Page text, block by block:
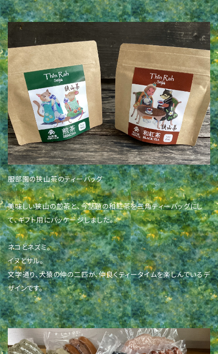
服部園の狭山茶のティーバッグ
美味しい狭山の煎茶と、今話題の和紅茶を三角ティーバッグにし
て、ギフト用にパッケージしました。
ネコとネズミ。
イヌとサル。
文字通り、犬猿の仲の二匹が、仲良くティータイムを楽しんでいるデ
ザインです。